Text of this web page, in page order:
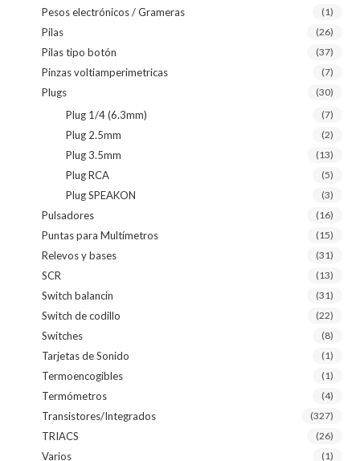
Pesos electrónicos / Grameras (1)
Pilas (26)
Pilas tipo botón (37)
Pinzas voltiamperimetricas (7)
Plugs (30)
Plug 1/4 (6.3mm) (7)
Plug 2.5mm (2)
Plug 3.5mm (13)
Plug RCA (5)
Plug SPEAKON (3)
Pulsadores (16)
Puntas para Multímetros (15)
Relevos y bases (31)
SCR (13)
Switch balancin (31)
Switch de codillo (22)
Switches (8)
Tarjetas de Sonido (1)
Termoencogibles (1)
Termómetros (4)
Transistores/Integrados (327)
TRIACS (26)
Varios (1)